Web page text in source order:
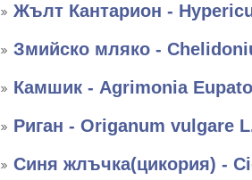
Жълт Кантарион -
Змийско мляко -
Камшик - Agrimonia
Риган - Оriganum vulgare
Синя жлъчка(цикория) -